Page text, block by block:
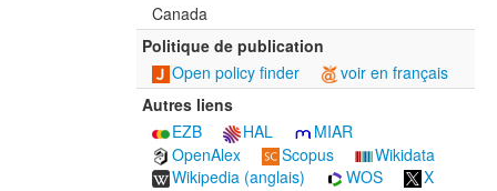
Canada
Politique de publication
Open policy finder
voir en français
Autres liens
EZB
HAL
MIAR
OpenAlex
Scopus
Wikidata
Wikipedia (anglais)
WOS
X